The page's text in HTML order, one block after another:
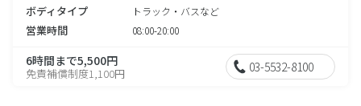
ボディタイプ トラック・バスなど
営業時間 08:00-20:00
6時間まで5,500円
免責補償制度1,100円 03-5532-8100